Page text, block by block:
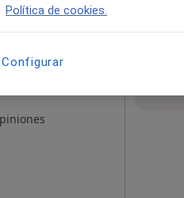
Pato Pato
Política de cookies.
Configurar